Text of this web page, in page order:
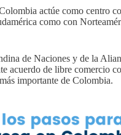
actúe como centro
como con
de Naciones y de la
de libre comercio
importante de Colombia.